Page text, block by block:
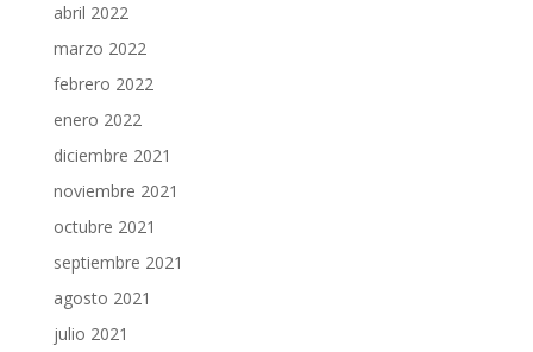
abril 2022
marzo 2022
febrero 2022
enero 2022
diciembre 2021
noviembre 2021
octubre 2021
septiembre 2021
agosto 2021
julio 2021